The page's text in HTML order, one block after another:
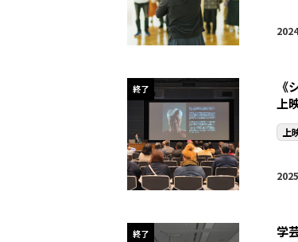
終了
《
上
上
終了 学